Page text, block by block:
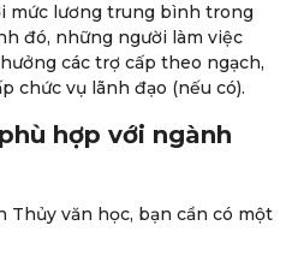
mức lương trung bình trong
đó, những người làm việc
các trợ cấp theo ngạch,
chức vụ lãnh đạo (nếu có).
hợp với ngành
văn học, bạn cần có một